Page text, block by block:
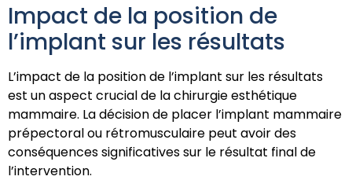
Impact de la position de
l’implant sur les résultats
L’impact de la position de l’implant sur les résultats
est un aspect crucial de la chirurgie esthétique
mammaire. La décision de placer l’implant mammaire
prépectoral ou rétromusculaire peut avoir des
conséquences significatives sur le résultat final de
l’intervention.